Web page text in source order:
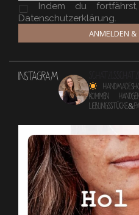
Indem du
Datenschutzerklärung.
ANMELDEN &
INSTAGRAM
kommen